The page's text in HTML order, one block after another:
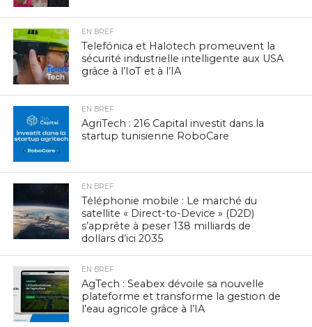
EN BREF
Telefónica et Halotech promeuvent la
sécurité industrielle intelligente aux USA
grâce à l’IoT et à l’IA
EN BREF
AgriTech : 216 Capital investit dans la
startup tunisienne RoboCare
EN BREF
Téléphonie mobile : Le marché du
satellite « Direct-to-Device » (D2D)
s’apprête à peser 138 milliards de
dollars d’ici 2035
EN BREF
AgTech : Seabex dévoile sa nouvelle
plateforme et transforme la gestion de
l’eau agricole grâce à l’IA